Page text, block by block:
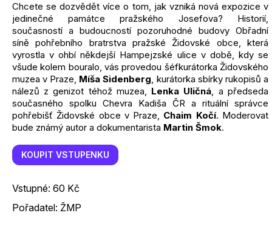
Chcete se dozvědět více o tom, jak vzniká nová expozice v
jedinečné památce pražského Josefova? Historií,
současností a budoucností pozoruhodné budovy Obřadní
síně pohřebního bratrstva pražské Židovské obce, která
vyrostla v ohbí někdejší Hampejzské ulice v době, kdy se
všude kolem bouralo, vás provedou šéfkurátorka Židovského
muzea v Praze, Míša Sidenberg, kurátorka sbírky rukopisů a
nálezů z genizot téhož muzea, Lenka Uličná, a předseda
současného spolku Chevra Kadiša ČR a rituální správce
pohřebišť Židovské obce v Praze, Chaim Kočí. Moderovat
bude známý autor a dokumentarista Martin Šmok.
KOUPIT VSTUPENKU
Vstupné: 60 Kč
Pořadatel: ŽMP